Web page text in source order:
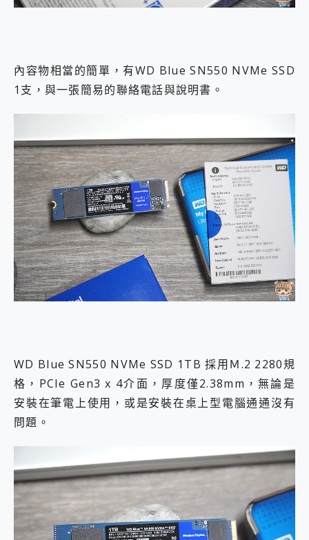
內容物相當的簡單，有WD Blue SN550 NVMe SSD
1支，與一張簡易的聯絡電話與說明書。
WD Blue SN550 NVMe SSD 1TB 採用Ｍ.2 2280規
格，PCIe Gen3 x 4介面，厚度僅2.38mm，無論是
安裝在筆電上使用，或是安裝在桌上型電腦通通沒有
問題。